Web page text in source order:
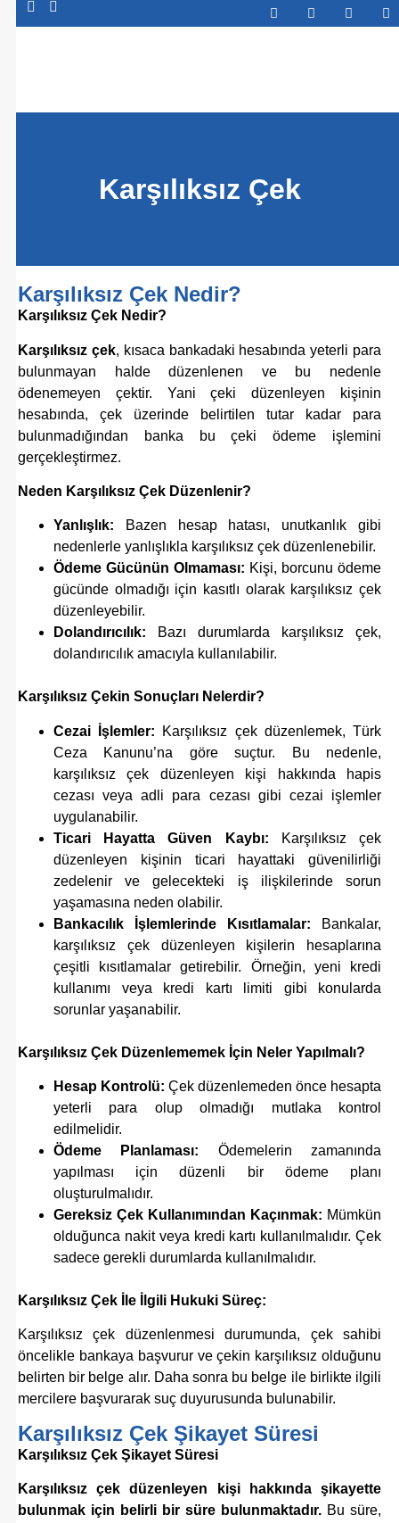
Karşılıksız Çek
Karşılıksız Çek Nedir?
Karşılıksız Çek Nedir?
Karşılıksız çek, kısaca bankadaki hesabında yeterli para
bulunmayan halde düzenlenen ve bu nedenle
ödenemeyen çektir. Yani çeki düzenleyen kişinin
hesabında, çek üzerinde belirtilen tutar kadar para
bulunmadığından banka bu çeki ödeme işlemini
gerçekleştirmez.
Neden Karşılıksız Çek Düzenlenir?
Yanlışlık: Bazen hesap hatası, unutkanlık gibi
nedenlerle yanlışlıkla karşılıksız çek düzenlenebilir.
Ödeme Gücünün Olmaması: Kişi, borcunu ödeme
gücünde olmadığı için kasıtlı olarak karşılıksız çek
düzenleyebilir.
Dolandırıcılık: Bazı durumlarda karşılıksız çek,
dolandırıcılık amacıyla kullanılabilir.
Karşılıksız Çekin Sonuçları Nelerdir?
Cezai İşlemler: Karşılıksız çek düzenlemek, Türk
Ceza Kanunu’na göre suçtur. Bu nedenle,
karşılıksız çek düzenleyen kişi hakkında hapis
cezası veya adli para cezası gibi cezai işlemler
uygulanabilir.
Ticari Hayatta Güven Kaybı: Karşılıksız çek
düzenleyen kişinin ticari hayattaki güvenilirliği
zedelenir ve gelecekteki iş ilişkilerinde sorun
yaşamasına neden olabilir.
Bankacılık İşlemlerinde Kısıtlamalar: Bankalar,
karşılıksız çek düzenleyen kişilerin hesaplarına
çeşitli kısıtlamalar getirebilir. Örneğin, yeni kredi
kullanımı veya kredi kartı limiti gibi konularda
sorunlar yaşanabilir.
Karşılıksız Çek Düzenlememek İçin Neler Yapılmalı?
Hesap Kontrolü: Çek düzenlemeden önce hesapta
yeterli para olup olmadığı mutlaka kontrol
edilmelidir.
Ödeme Planlaması: Ödemelerin zamanında
yapılması için düzenli bir ödeme planı
oluşturulmalıdır.
Gereksiz Çek Kullanımından Kaçınmak: Mümkün
olduğunca nakit veya kredi kartı kullanılmalıdır. Çek
sadece gerekli durumlarda kullanılmalıdır.
Karşılıksız Çek İle İlgili Hukuki Süreç:
Karşılıksız çek düzenlenmesi durumunda, çek sahibi
öncelikle bankaya başvurur ve çekin karşılıksız olduğunu
belirten bir belge alır. Daha sonra bu belge ile birlikte ilgili
mercilere başvurarak suç duyurusunda bulunabilir.
Karşılıksız Çek Şikayet Süresi
Karşılıksız Çek Şikayet Süresi
Karşılıksız çek düzenleyen kişi hakkında şikayette
bulunmak için belirli bir süre bulunmaktadır. Bu süre,